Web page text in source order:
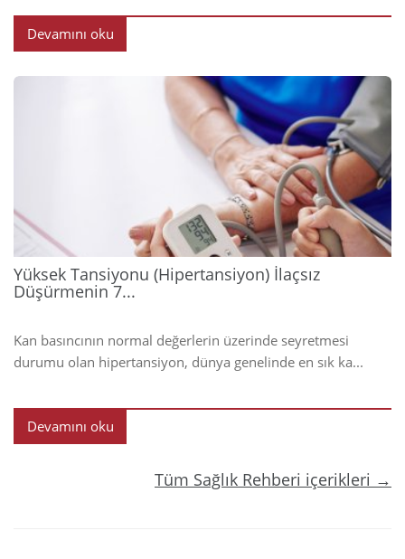
Devamını oku
2026
Yüksek Tansiyonu (Hipertansiyon) İlaçsız
Düşürmenin 7...
Kan basıncının normal değerlerin üzerinde seyretmesi
durumu olan hipertansiyon, dünya genelinde en sık ka...
Devamını oku
Tüm Sağlık Rehberi içerikleri →